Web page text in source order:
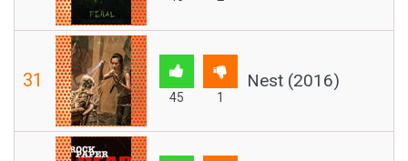
31
45 1
Nest (2016)